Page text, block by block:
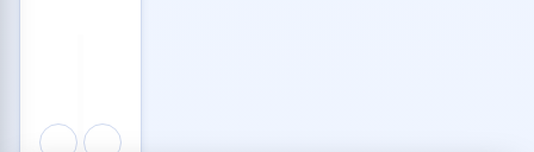
Китая
Владивост...
1
200